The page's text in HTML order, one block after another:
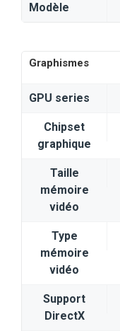
Modèle
Graphismes
GPU series
Chipset
graphique
Taille
mémoire
vidéo
Type
mémoire
vidéo
Support
DirectX